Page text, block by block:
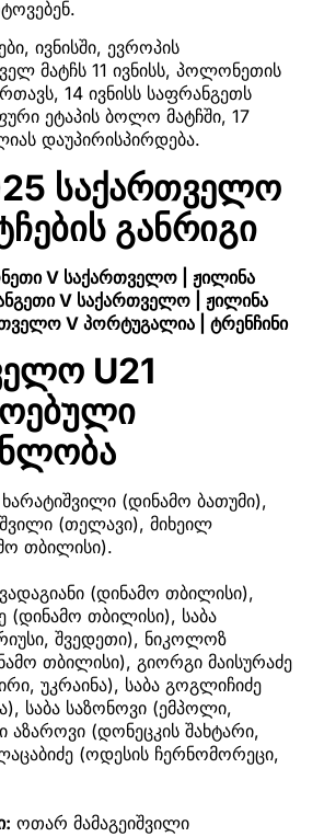
ივნისში, ევროპის
მატჩს 11 ივნისს, პოლონეთის
14 ივნისს საფრანგეთს
ეტაპის ბოლო მატჩში, 17
დაუპირისპირდება.
საქართველო
განრიგი
V საქართველო | ჟილინა
V საქართველო | ჟილინა
V პორტუგალია | ტრენჩინი
U21
(დინამო ბათუმი),
(თელავი), მიხეილ
თბილისი).
(დინამო თბილისი),
(დინამო თბილისი), საბა
შვედეთი), ნიკოლოზ
თბილისი), გიორგი მაისურაძე
უკრაინა), საბა გოგლიჩიძე
საბა საზონოვი (ემპოლი,
(დონეცკის შახტარი,
(ოდესის ჩერნომორეცი,
ოთარ მამაგეიშვილი